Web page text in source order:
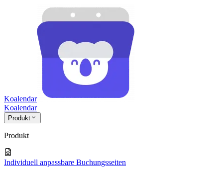
Koalendar
Koalendar
Produkt
Produkt
Individuell anpassbare Buchungsseiten